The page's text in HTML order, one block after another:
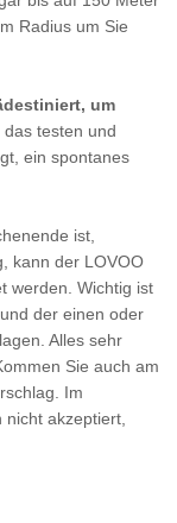
Radius um Sie
um
das testen und
ein spontanes
ist,
kann der LOVOO
werden. Wichtig ist
der einen oder
Alles sehr
Sie auch am
Im
nicht akzeptiert,